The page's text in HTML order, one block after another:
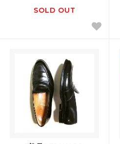
SOLD OUT